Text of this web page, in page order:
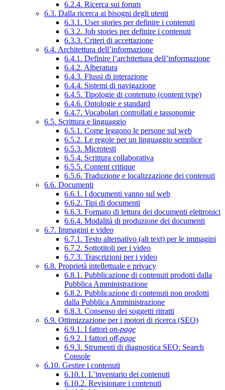
6.2.4. Ricerca sui forum
6.3. Dalla ricerca ai bisogni degli utenti
6.3.1. User stories per definire i contenuti
6.3.2. Job stories per definire i contenuti
6.3.3. Criteri di accettazione
6.4. Architettura dell’informazione
6.4.1. Definire l’architettura dell’informazione
6.4.2. Alberatura
6.4.3. Flussi di interazione
6.4.4. Sistemi di navigazione
6.4.5. Tipologie di contenuto (content type)
6.4.6. Ontologie e standard
6.4.7. Vocabolari controllati e tassonomie
6.5. Scrittura e linguaggio
6.5.1. Come leggono le persone sul web
6.5.2. Le regole per un linguaggio semplice
6.5.3. Microtesti
6.5.4. Scrittura collaborativa
6.5.5. Content critique
6.5.6. Traduzione e localizzazione dei contenuti
6.6. Documenti
6.6.1. I documenti vanno sul web
6.6.2. Tipi di documenti
6.6.3. Formato di lettura dei documenti elettronici
6.6.4. Modalità di produzione dei documenti
6.7. Immagini e video
6.7.1. Testo alternativo (alt text) per le immagini
6.7.2. Sottotitoli per i video
6.7.3. Trascrizioni per i video
6.8. Proprietà intellettuale e privacy
6.8.1. Pubblicazione di contenuti prodotti dalla
Pubblica Amministrazione
6.8.2. Pubblicazione di contenuti non prodotti
dalla Pubblica Amministrazione
6.8.3. Consenso dei soggetti ritratti
6.9. Ottimizzazione per i motori di ricerca (SEO)
6.9.1. I fattori on-page
6.9.2. I fattori off-page
6.9.3. Strumenti di diagnostica SEO: Search
Console
6.10. Gestire i contenuti
6.10.1. L’inventario dei contenuti
6.10.2. Revisionare i contenuti